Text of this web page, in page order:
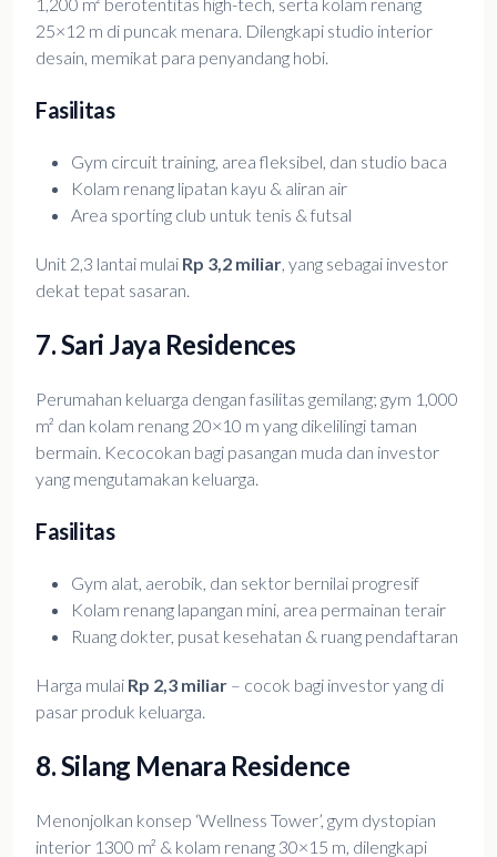
25×12 m di puncak menara. Dilengkapi studio interior
desain, memikat para penyandang hobi.
Fasilitas
Gym circuit training, area fleksibel, dan studio baca
Kolam renang lipatan kayu & aliran air
Area sporting club untuk tenis & futsal
Unit 2,3 lantai mulai Rp 3,2 miliar, yang sebagai investor
dekat tepat sasaran.
7. Sari Jaya Residences
Perumahan keluarga dengan fasilitas gemilang; gym 1,000
m² dan kolam renang 20×10 m yang dikelilingi taman
bermain. Kecocokan bagi pasangan muda dan investor
yang mengutamakan keluarga.
Fasilitas
Gym alat, aerobik, dan sektor bernilai progresif
Kolam renang lapangan mini, area permainan terair
Ruang dokter, pusat kesehatan & ruang pendaftaran
Harga mulai Rp 2,3 miliar – cocok bagi investor yang di
pasar produk keluarga.
8. Silang Menara Residence
Menonjolkan konsep ‘Wellness Tower’, gym dystopian
interior 1300 m² & kolam renang 30×15 m, dilengkapi